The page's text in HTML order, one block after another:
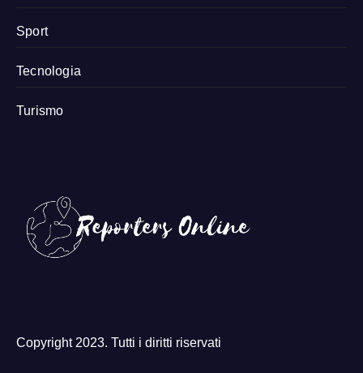
Sport
Tecnologia
Turismo
Copyright 2023. Tutti i diritti riservati